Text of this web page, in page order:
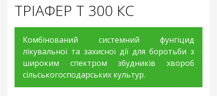
ТРІАФЕР Т 300 КС
Комбінований системний фунгіцид
лікувальної та захисної дії для боротьби з
широким спектром збудників хвороб
сільськогосподарських культур.